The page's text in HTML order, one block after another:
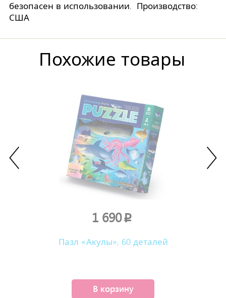
безопасен в использовании. Производство:
США
Похожие товары
1 690p
Пазл «Акулы», 60 деталей
В корзину